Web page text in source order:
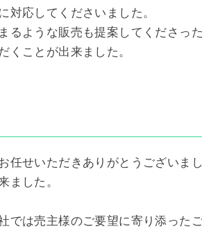
対応してくださいました。
るような販売も提案してくださっ
くことが出来ました。
任せいただきありがとうございまし
ました。
では売主様のご要望に寄り添った